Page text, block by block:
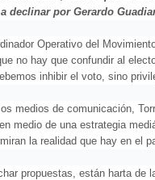
declinar por Gerardo
Operativo del
no hay que confundir al
inhibir el voto, sino
medios de comunicación,
medio de una estrategia
la realidad que hay en el
propuestas, están harta de